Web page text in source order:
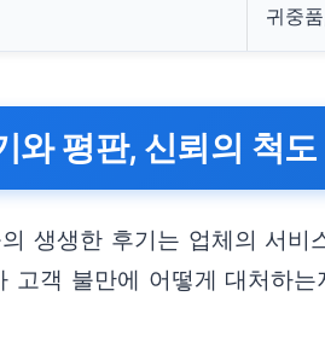
귀중
와 평판, 신뢰의 척도
생생한 후기는 업체의 서
고객 불만에 어떻게 대처하